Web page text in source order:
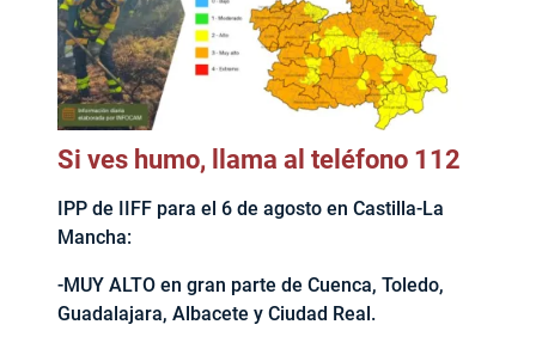
Si ves humo, llama al teléfono 112
IPP de IIFF para el 6 de agosto en Castilla-La
Mancha:
-MUY ALTO en gran parte de Cuenca, Toledo,
Guadalajara, Albacete y Ciudad Real.